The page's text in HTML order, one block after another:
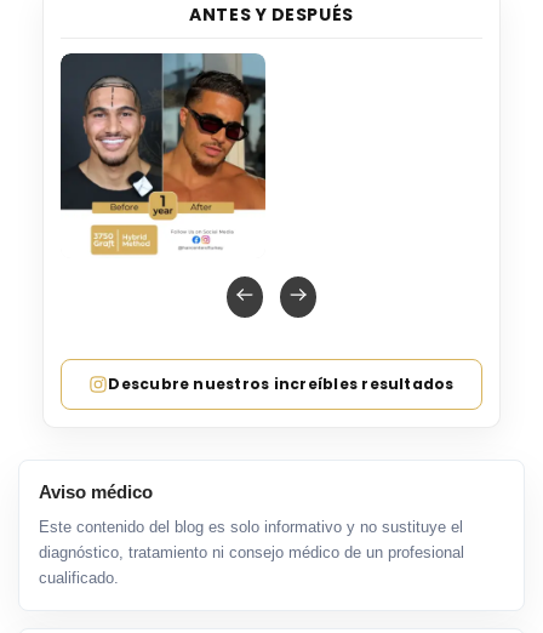
ANTES Y DESPUÉS
Descubre nuestros increíbles resultados
Aviso médico
Este contenido del blog es solo informativo y no sustituye el
diagnóstico, tratamiento ni consejo médico de un profesional
cualificado.